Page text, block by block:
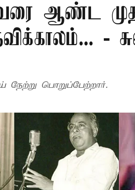
ஆண்ட
-
பொறுப்பேற்றார்.